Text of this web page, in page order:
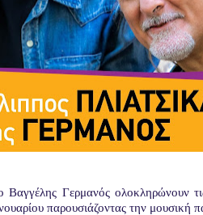
Γερμανός ολοκληρώνουν
παρουσιάζοντας την μουσική